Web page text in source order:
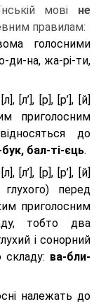
мові не
правилам:
голосними
ди-на, жа-рі-ти,
[л’], [р], [р’], [й]
приголосним
до
бал-ті-єць.
[л’], [р], [р’], [й]
глухого) перед
приголосним
тобто два
і сонорний
ва-бли-
належать до